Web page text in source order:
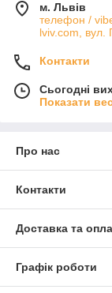
м. Львів
телефон /
lviv.com, вул.
Контакти
Сьогодні
Показати
Про нас
Контакти
Доставка та
Графік роботи